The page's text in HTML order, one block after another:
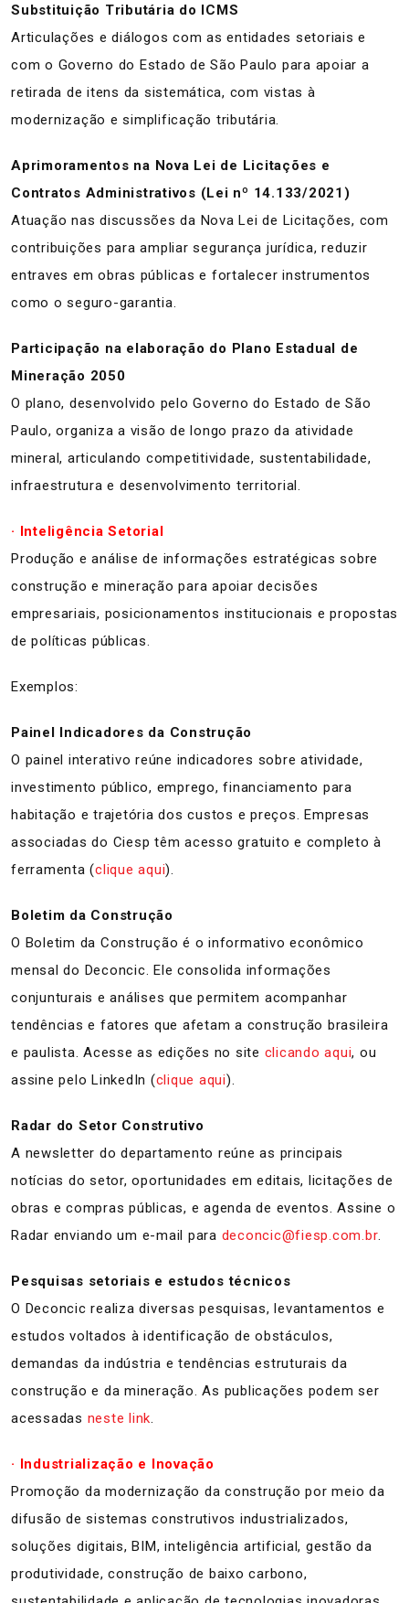
Substituição Tributária do ICMS
Articulações e diálogos com as entidades setoriais e
com o Governo do Estado de São Paulo para apoiar a
retirada de itens da sistemática, com vistas à
modernização e simplificação tributária.
Aprimoramentos na Nova Lei de Licitações e
Contratos Administrativos (Lei nº 14.133/2021)
Atuação nas discussões da Nova Lei de Licitações, com
contribuições para ampliar segurança jurídica, reduzir
entraves em obras públicas e fortalecer instrumentos
como o seguro-garantia.
Participação na elaboração do Plano Estadual de
Mineração 2050
O plano, desenvolvido pelo Governo do Estado de São
Paulo, organiza a visão de longo prazo da atividade
mineral, articulando competitividade, sustentabilidade,
infraestrutura e desenvolvimento territorial.
· Inteligência Setorial
Produção e análise de informações estratégicas sobre
construção e mineração para apoiar decisões
empresariais, posicionamentos institucionais e propostas
de políticas públicas.
Exemplos:
Painel Indicadores da Construção
O painel interativo reúne indicadores sobre atividade,
investimento público, emprego, financiamento para
habitação e trajetória dos custos e preços. Empresas
associadas do Ciesp têm acesso gratuito e completo à
ferramenta (clique aqui).
Boletim da Construção
O Boletim da Construção é o informativo econômico
mensal do Deconcic. Ele consolida informações
conjunturais e análises que permitem acompanhar
tendências e fatores que afetam a construção brasileira
e paulista. Acesse as edições no site clicando aqui, ou
assine pelo LinkedIn (clique aqui).
Radar do Setor Construtivo
A newsletter do departamento reúne as principais
notícias do setor, oportunidades em editais, licitações de
obras e compras públicas, e agenda de eventos. Assine o
Radar enviando um e-mail para deconcic@fiesp.com.br.
Pesquisas setoriais e estudos técnicos
O Deconcic realiza diversas pesquisas, levantamentos e
estudos voltados à identificação de obstáculos,
demandas da indústria e tendências estruturais da
construção e da mineração. As publicações podem ser
acessadas neste link.
· Industrialização e Inovação
Promoção da modernização da construção por meio da
difusão de sistemas construtivos industrializados,
soluções digitais, BIM, inteligência artificial, gestão da
produtividade, construção de baixo carbono,